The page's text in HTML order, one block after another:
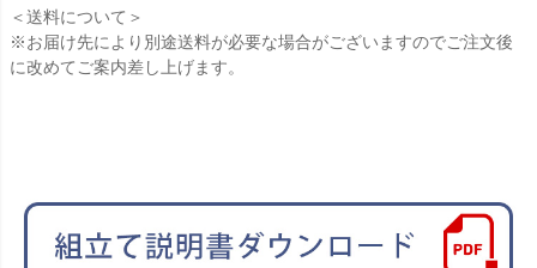
＜送料について＞
※お届け先により別途送料が必要な場合がございますのでご注文後
に改めてご案内差し上げます。